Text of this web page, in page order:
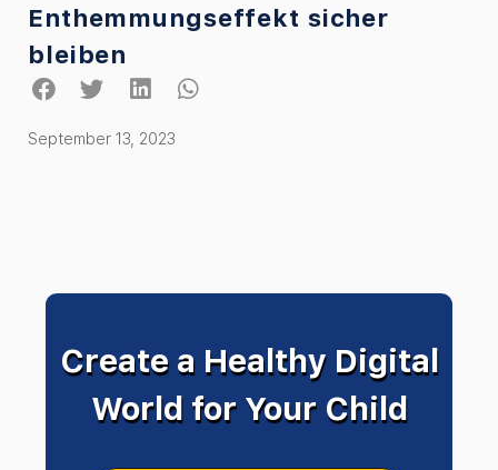
Enthemmungseffekt sicher
bleiben
September 13, 2023
Create a Healthy Digital
World for Your Child